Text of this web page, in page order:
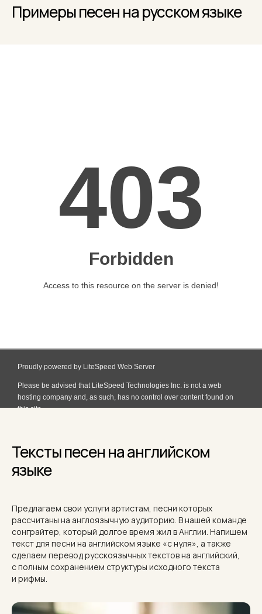
Примеры песен на русском языке
Тексты песен на английском
языке
Предлагаем свои услуги артистам, песни которых
рассчитаны на англоязычную аудиторию. В нашей команде
сонграйтер, который долгое время жил в Англии. Напишем
текст для песни на английском языке «с нуля», а также
сделаем перевод русскоязычных текстов на английский,
с полным сохранением структуры исходного текста
и рифмы.